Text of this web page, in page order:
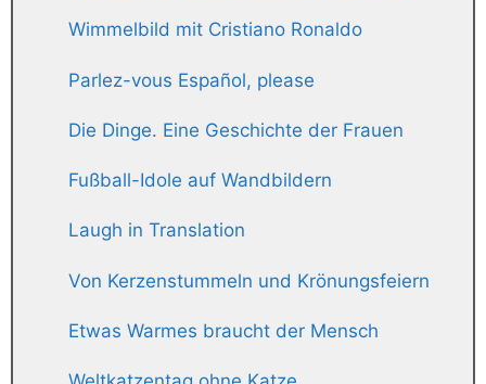
Wimmelbild mit Cristiano Ronaldo
Parlez-vous Español, please
Die Dinge. Eine Geschichte der Frauen
Fußball-Idole auf Wandbildern
Laugh in Translation
Von Kerzenstummeln und Krönungsfeiern
Etwas Warmes braucht der Mensch